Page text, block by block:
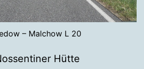
– Malchow L 20
Hütte